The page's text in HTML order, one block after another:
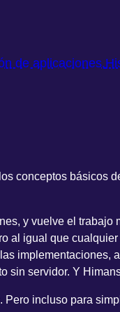
de aplicaciones.
conceptos básicos
y vuelve el
igual que
servidor. Y
incluso para